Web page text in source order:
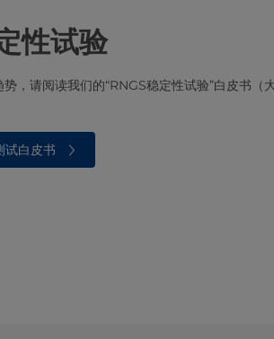
性试验
，请阅读我们的“RNGS稳定性试验”白皮书（
试白皮书